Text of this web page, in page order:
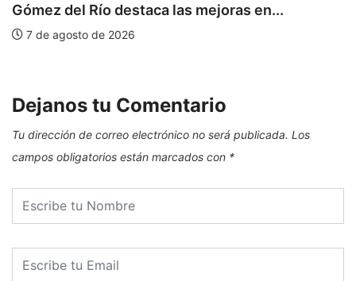
Gómez del Río destaca las mejoras en...
7 de agosto de 2026
Dejanos tu Comentario
Tu dirección de correo electrónico no será publicada. Los
campos obligatorios están marcados con *